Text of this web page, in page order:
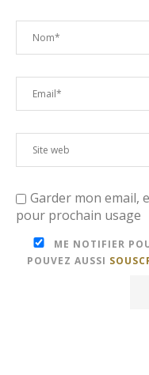
Garder mon email,
pour prochain usage
ME NOTIFIER
POUVEZ AUSSI